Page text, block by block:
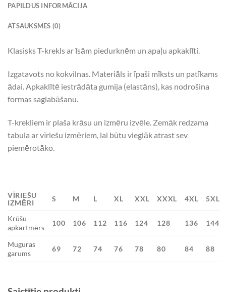
PAPILDUS INFORMĀCIJA
ATSAUKSMES (0)
Klasisks T-krekls ar īsām piedurknēm un apaļu apkaklīti.
Izgatavots no kokvilnas. Materiāls ir īpaši mīksts un patīkams
ādai. Apkaklītē iestrādāta gumija (elastāns), kas nodrošina
formas saglabāšanu.
T-krekliem ir plaša krāsu un izmēru izvēle. Zemāk redzama
tabula ar vīriešu izmēriem, lai būtu vieglāk atrast sev
piemērotāko.
VĪRIEŠU
IZMĒRI
S M L XL XXL XXXL 4XL 5XL
Krūšu
apkārtmērs
100 106 112 116 124 128 136 144
Muguras
garums
69 72 74 76 78 80 84 88